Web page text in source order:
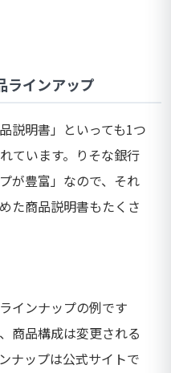
ラインアップ
説明書」といっても1つ
ています。りそな銀行
が豊富」なので、それ
た商品説明書もたくさ
インナップの例です
商品構成は変更される
ナップは公式サイトで